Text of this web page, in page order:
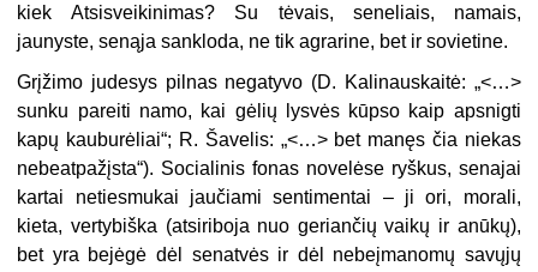
kiek Atsisveikinimas? Su tėvais, seneliais, namais,
jaunyste, senąja sankloda, ne tik agrarine, bet ir sovietine.
Grįžimo judesys pilnas negatyvo (D. Kalinauskaitė: „<…>
sunku pareiti namo, kai gėlių lysvės kūpso kaip apsnigti
kapų kauburėliai“; R. Šavelis: „<…> bet manęs čia niekas
nebeatpažįsta“). Socialinis fonas novelėse ryškus, senajai
kartai netiesmukai jaučiami sentimentai – ji ori, morali,
kieta, vertybiška (atsiriboja nuo geriančių vaikų ir anūkų),
bet yra bejėgė dėl senatvės ir dėl nebeįmanomų savųjų